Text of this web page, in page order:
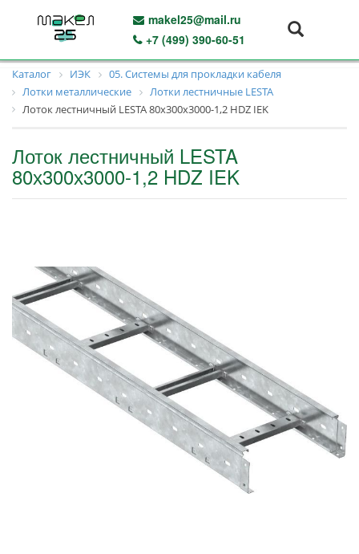
makel25@mail.ru
+7 (499) 390-60-51
Каталог ИЭК
05. Системы для прокладки кабеля
Лотки металлические
Лотки лестничные LESTA
Лоток лестничный LESTA 80х300х3000-1,2 HDZ IEK
Лоток лестничный LESTA
80х300х3000-1,2 HDZ IEK